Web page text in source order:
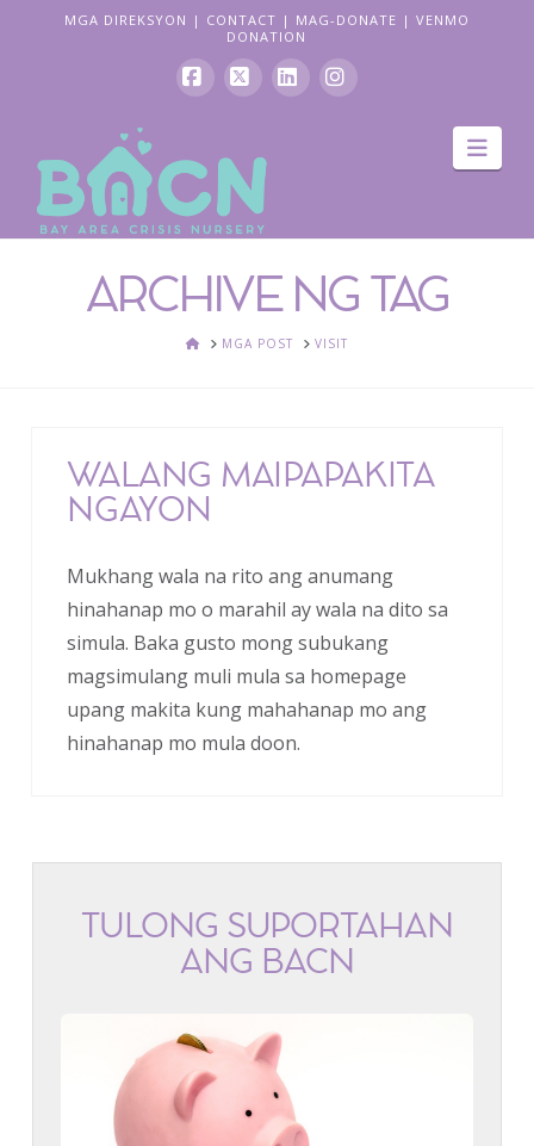
MGA DIREKSYON | CONTACT | MAG-DONATE | VENMO
DONATION
ARCHIVE NG TAG
BAHAYMGA POST VISIT
WALANG MAIPAPAKITA
NGAYON
Mukhang wala na rito ang anumang
hinahanap mo o marahil ay wala na dito sa
simula. Baka gusto mong subukang
magsimulang muli mula sa homepage
upang makita kung mahahanap mo ang
hinahanap mo mula doon.
TULONG SUPORTAHAN
ANG BACN